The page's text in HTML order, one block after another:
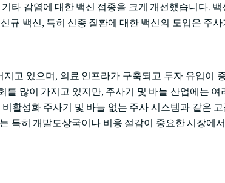
타 감염에 대한 백신 접종을 크게 개선했습니다.
규 백신, 특히 신종 질환에 대한 백신의 도입은 주
고 있으며, 의료 인프라가 구축되고 투자 유입이
많이 가지고 있지만, 주사기 및 바늘 산업에는
활성화 주사기 및 바늘 없는 주사 시스템과 같은
특히 개발도상국이나 비용 절감이 중요한 시장에